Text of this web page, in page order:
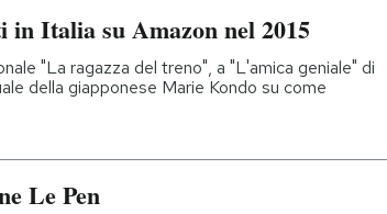
Italia su Amazon nel 2015
"La ragazza del treno", a "L'amica geniale" di
della giapponese Marie Kondo su come
Le Pen